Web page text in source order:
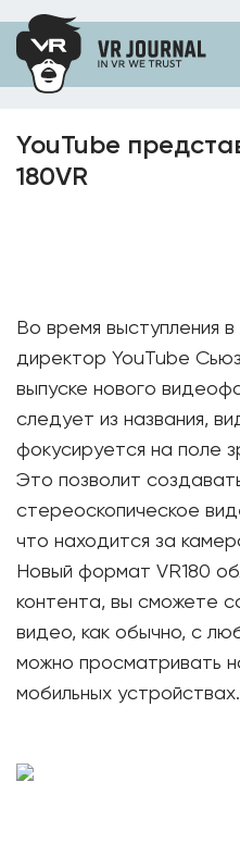
YouTube
180VR
Во время выступления
директор YouTube
выпуске нового
следует из названия,
фокусируется на поле
Это позволит
стереоскопическое
что находится за
Новый формат VR180
контента, вы сможете
видео, как обычно, с
можно просматривать
мобильных устройствах.